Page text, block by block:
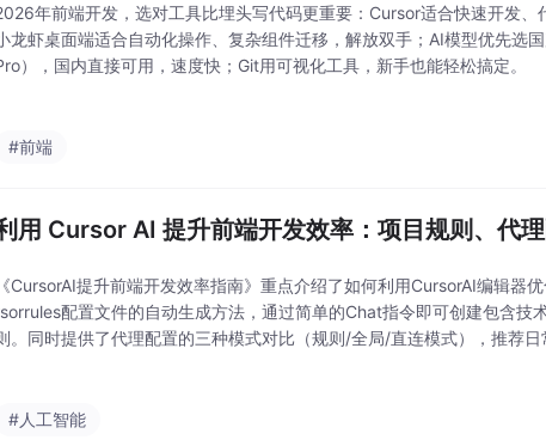
年前端开发，选对工具比埋头写代码更重要：Cursor适合快速开发、
龙虾桌面端适合自动化操作、复杂组件迁移，解放双手；AI模型优先选
），国内直接可用，速度快；Git用可视化工具，新手也能轻松搞定。
#前端
用 Cursor AI 提升前端开发效率：项目规则、代
《CursorAI提升前端开发效率指南》重点介绍了如何利用CursorAI编辑器
配置文件的自动生成方法，通过简单的Chat指令即可创建包含技
。同时提供了代理配置的三种模式对比（规则/全局/直连模式），推荐
#人工智能